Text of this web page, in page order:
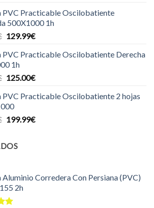
original
era:
440.00€.
actual
es:
430.00€.
PVC Practicable Oscilobatiente
500X1000 1h
El
original
era:
140.00€.
129.99€El
actual
129.99€.
PVC Practicable Oscilobatiente Derecha
1h
El
original
era:
140.00€.
125.00€El
actual
125.00€.
PVC Practicable Oscilobatiente 2 hojas
El
era:
199.99€El
Aluminio Corredera Con Persiana (PVC)
2h